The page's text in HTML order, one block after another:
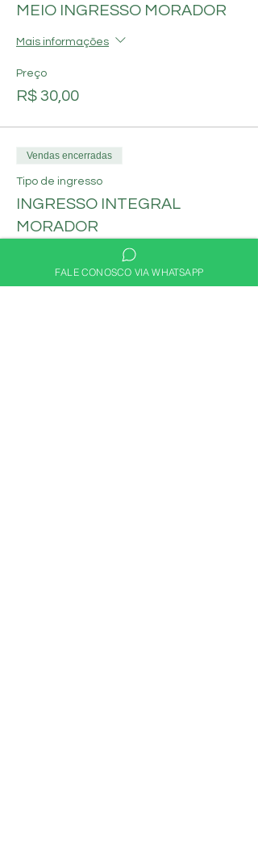
MEIO INGRESSO MORADOR
Mais informações
Preço
R$ 30,00
Vendas encerradas
Tipo de ingresso
INGRESSO INTEGRAL
MORADOR
Preço
FALE CONOSCO VIA WHATSAPP